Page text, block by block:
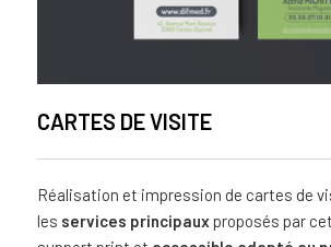
CARTES DE VISITE
Réalisation et impression de cartes de
les services principauxproposés par